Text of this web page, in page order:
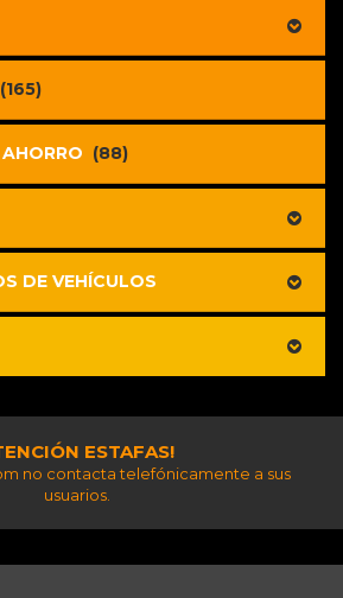
(165)
(88)
DE VEHÍCULOS
ESTAFAS!
no contacta telefónicamente a sus
usuarios.